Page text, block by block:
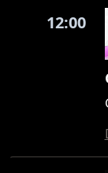
12:00